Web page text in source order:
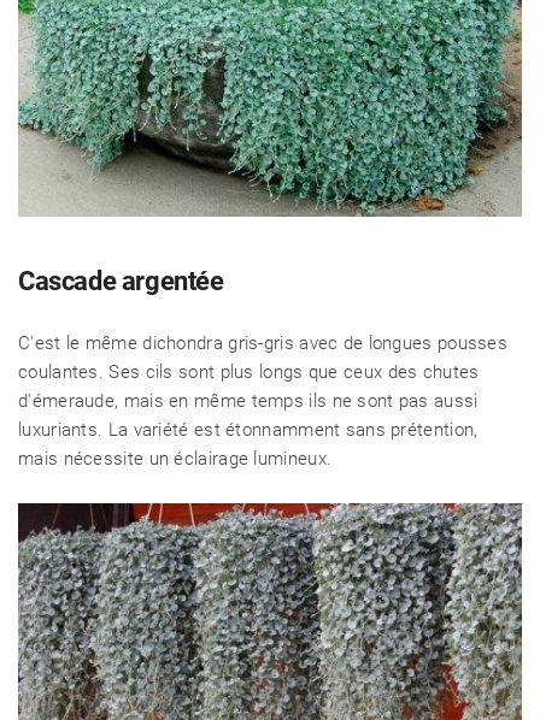
Cascade argentée
C'est le même dichondra gris-gris avec de longues pousses
coulantes. Ses cils sont plus longs que ceux des chutes
d'émeraude, mais en même temps ils ne sont pas aussi
luxuriants. La variété est étonnamment sans prétention,
mais nécessite un éclairage lumineux.